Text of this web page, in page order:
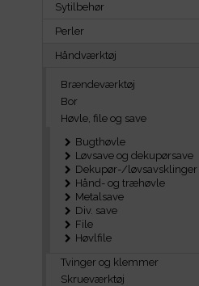
Sytilbehør
Perler
Håndværktøj
Brændeværktøj
Bor
Høvle, file og save
Bugthøvle
Løvsave og dekupørsave
Dekupør-/løvsavsklinger
Hånd- og træhøvle
Metalsave
Div. save
File
Høvlfile
Tvinger og klemmer
Skrueværktøj